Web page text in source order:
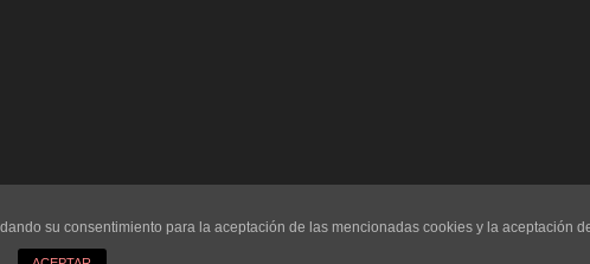
su consentimiento para la aceptación de las mencionadas cookies y la aceptación